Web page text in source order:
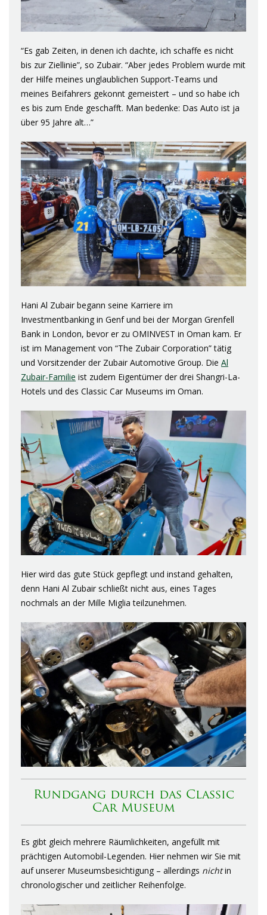
“Es gab Zeiten, in denen ich dachte, ich schaffe es nicht
bis zur Ziellinie”, so Zubair. “Aber jedes Problem wurde mit
der Hilfe meines unglaublichen Support-Teams und
meines Beifahrers gekonnt gemeistert – und so habe ich
es bis zum Ende geschafft. Man bedenke: Das Auto ist ja
über 95 Jahre alt…”
Hani Al Zubair begann seine Karriere im
Investmentbanking in Genf und bei der Morgan Grenfell
Bank in London, bevor er zu OMINVEST in Oman kam. Er
ist im Management von “The Zubair Corporation” tätig
und Vorsitzender der Zubair Automotive Group. Die Al
Zubair-Familie ist zudem Eigentümer der drei Shangri-La-
Hotels und des Classic Car Museums im Oman.
Hier wird das gute Stück gepflegt und instand gehalten,
denn Hani Al Zubair schließt nicht aus, eines Tages
nochmals an der Mille Miglia teilzunehmen.
Rundgang durch das Classic
Car Museum
Es gibt gleich mehrere Räumlichkeiten, angefüllt mit
prächtigen Automobil-Legenden. Hier nehmen wir Sie mit
auf unserer Museumsbesichtigung – allerdings nichtin
chronologischer und zeitlicher Reihenfolge.